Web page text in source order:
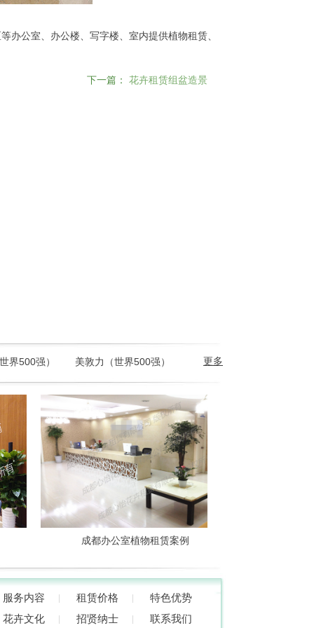
办公室、办公楼、写字楼、室内提供植物租赁、
下一篇： 花卉租赁组盆造景
界500强） 美敦力（世界500强） 更多
成都办公室植物租赁案例
服务内容 租赁价格
特色优势
花卉文化
招贤纳士 联系我们